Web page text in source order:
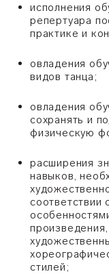
исполнения
репертуара
практике и
овладения
видов танца;
овладения
сохранять и
физическую
расширения
навыков,
соответствии
стилей;